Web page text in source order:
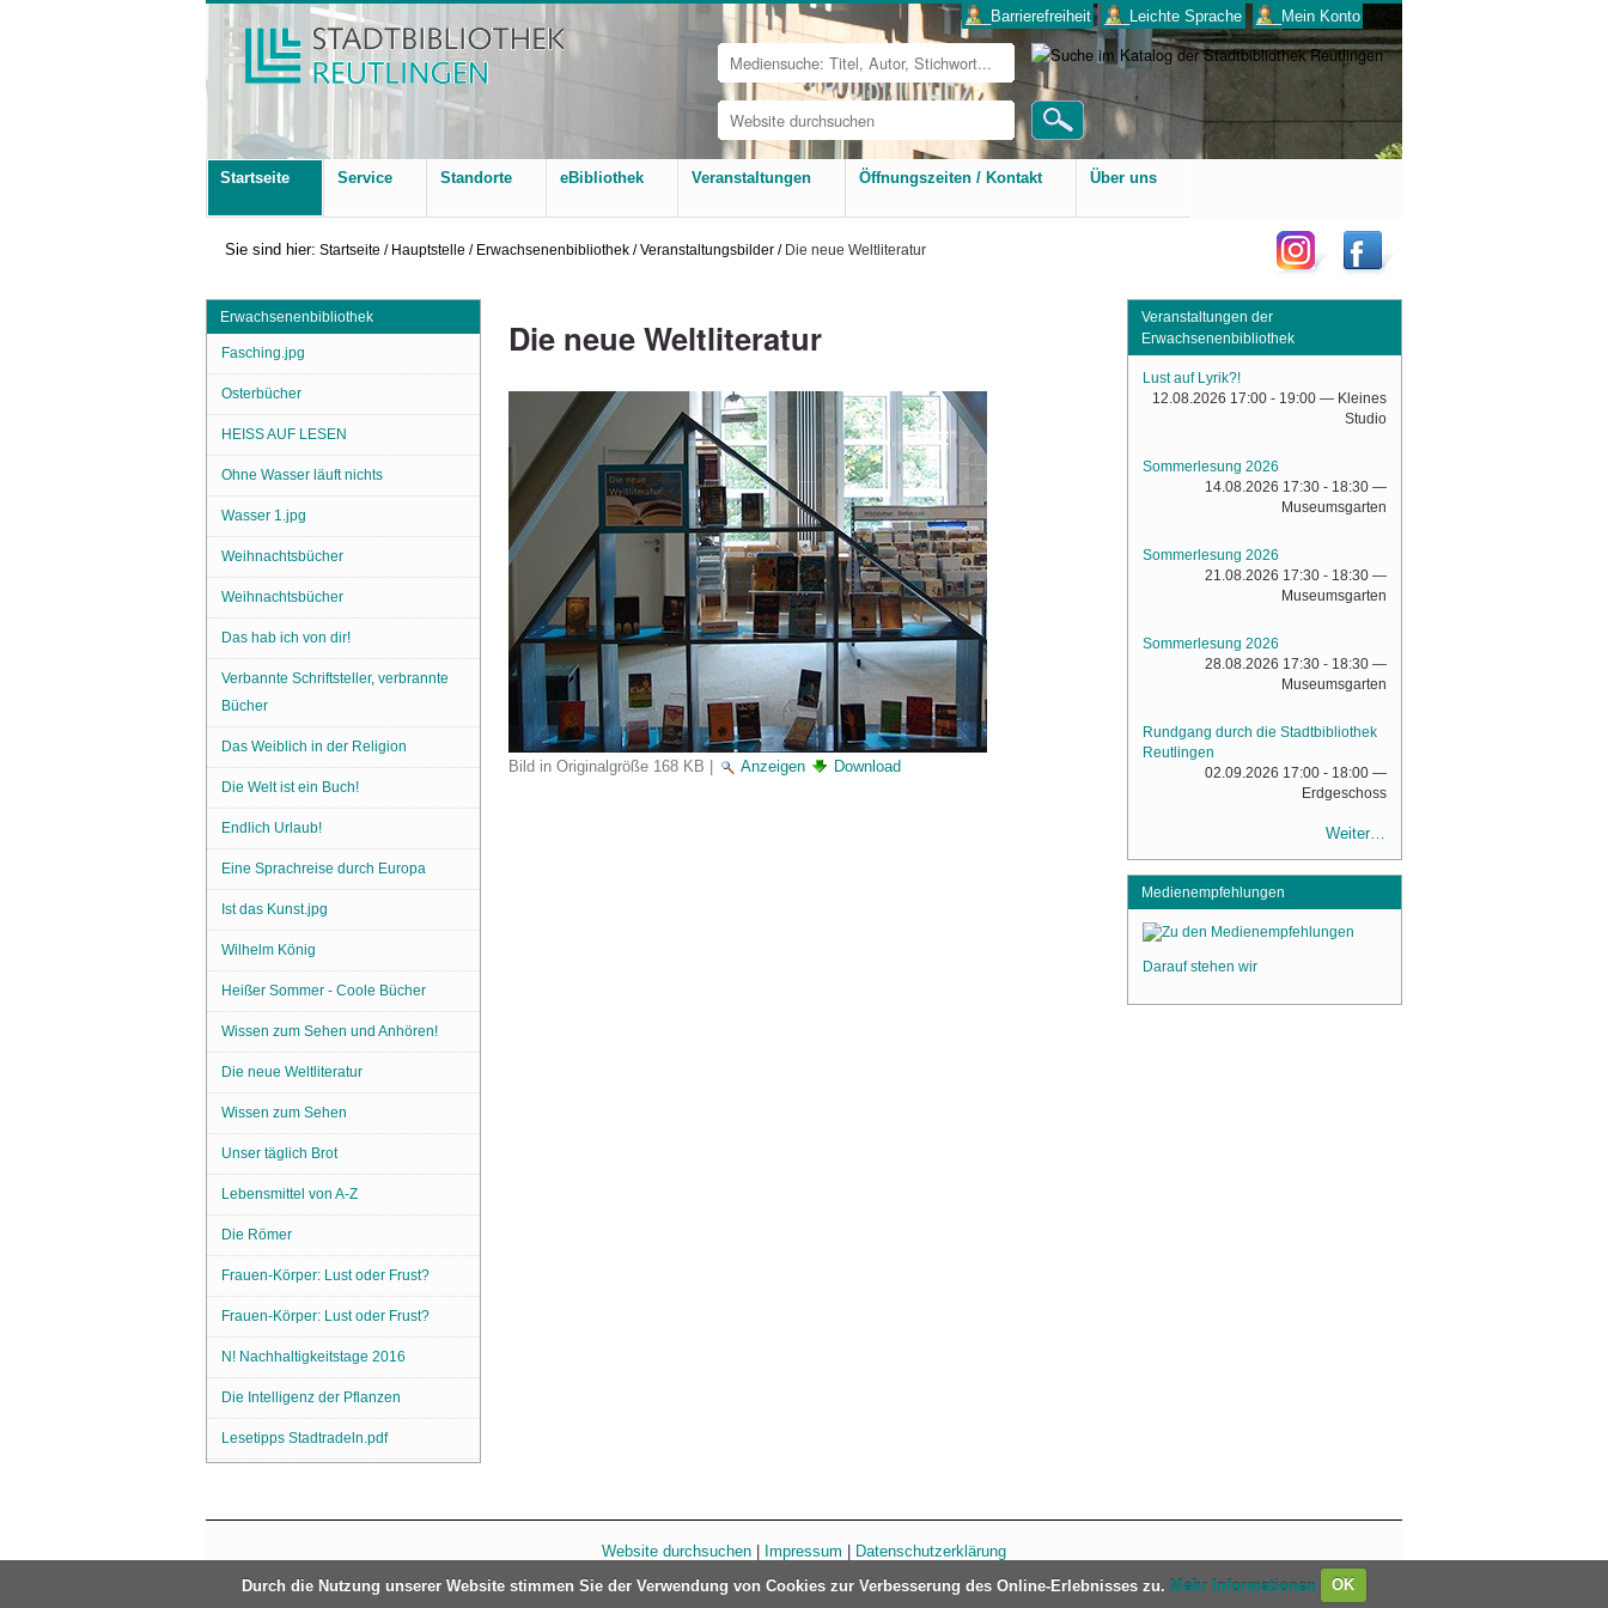
Website
durchsuchen
Erweiterte
Suche…
___Barrierefreiheit ___Leichte Sprache ___Mein Konto
Startseite Service Standorte eBibliothek Veranstaltungen Öffnungszeiten / Kontakt Über uns
Sie sind hier: Startseite / Hauptstelle / Erwachsenenbibliothek /Veranstaltungsbilder / Die neue Weltliteratur
Die neue Weltliteratur
Bild in Originalgröße 168 KB Anzeigen Download
Erwachsenenbibliothek
Fasching.jpg
Osterbücher
HEISS AUF LESEN
Ohne Wasser läuft nichts
Wasser 1.jpg
Weihnachtsbücher
Weihnachtsbücher
Das hab ich von dir!
Verbannte Schriftsteller, verbrannte
Bücher
Das Weiblich in der Religion
Die Welt ist ein Buch!
Endlich Urlaub!
Eine Sprachreise durch Europa
Ist das Kunst.jpg
Wilhelm König
Heißer Sommer - Coole Bücher
Wissen zum Sehen und Anhören!
Die neue Weltliteratur
Wissen zum Sehen
Unser täglich Brot
Lebensmittel von A-Z
Die Römer
Frauen-Körper: Lust oder Frust?
Frauen-Körper: Lust oder Frust?
N! Nachhaltigkeitstage 2016
Die Intelligenz der Pflanzen
Lesetipps Stadtradeln.pdf
Veranstaltungen der
Erwachsenenbibliothek
Lust auf Lyrik?!
12.08.2026 17:00 - 19:00 — Kleines
Studio
Sommerlesung 2026
14.08.2026 17:30 - 18:30 —
Museumsgarten
Sommerlesung 2026
21.08.2026 17:30 - 18:30 —
Museumsgarten
Sommerlesung 2026
28.08.2026 17:30 - 18:30 —
Museumsgarten
Rundgang durch die Stadtbibliothek
Reutlingen
02.09.2026 17:00 - 18:00 —
Erdgeschoss
Weiter…
Medienempfehlungen
Darauf stehen wir
Website durchsuchen Impressum
Datenschutzerklärung
Durch die Nutzung unserer Website stimmen Sie der Verwendung von Cookies zur Verbesserung des Online-Erlebnisses zu. Mehr Informationen OK